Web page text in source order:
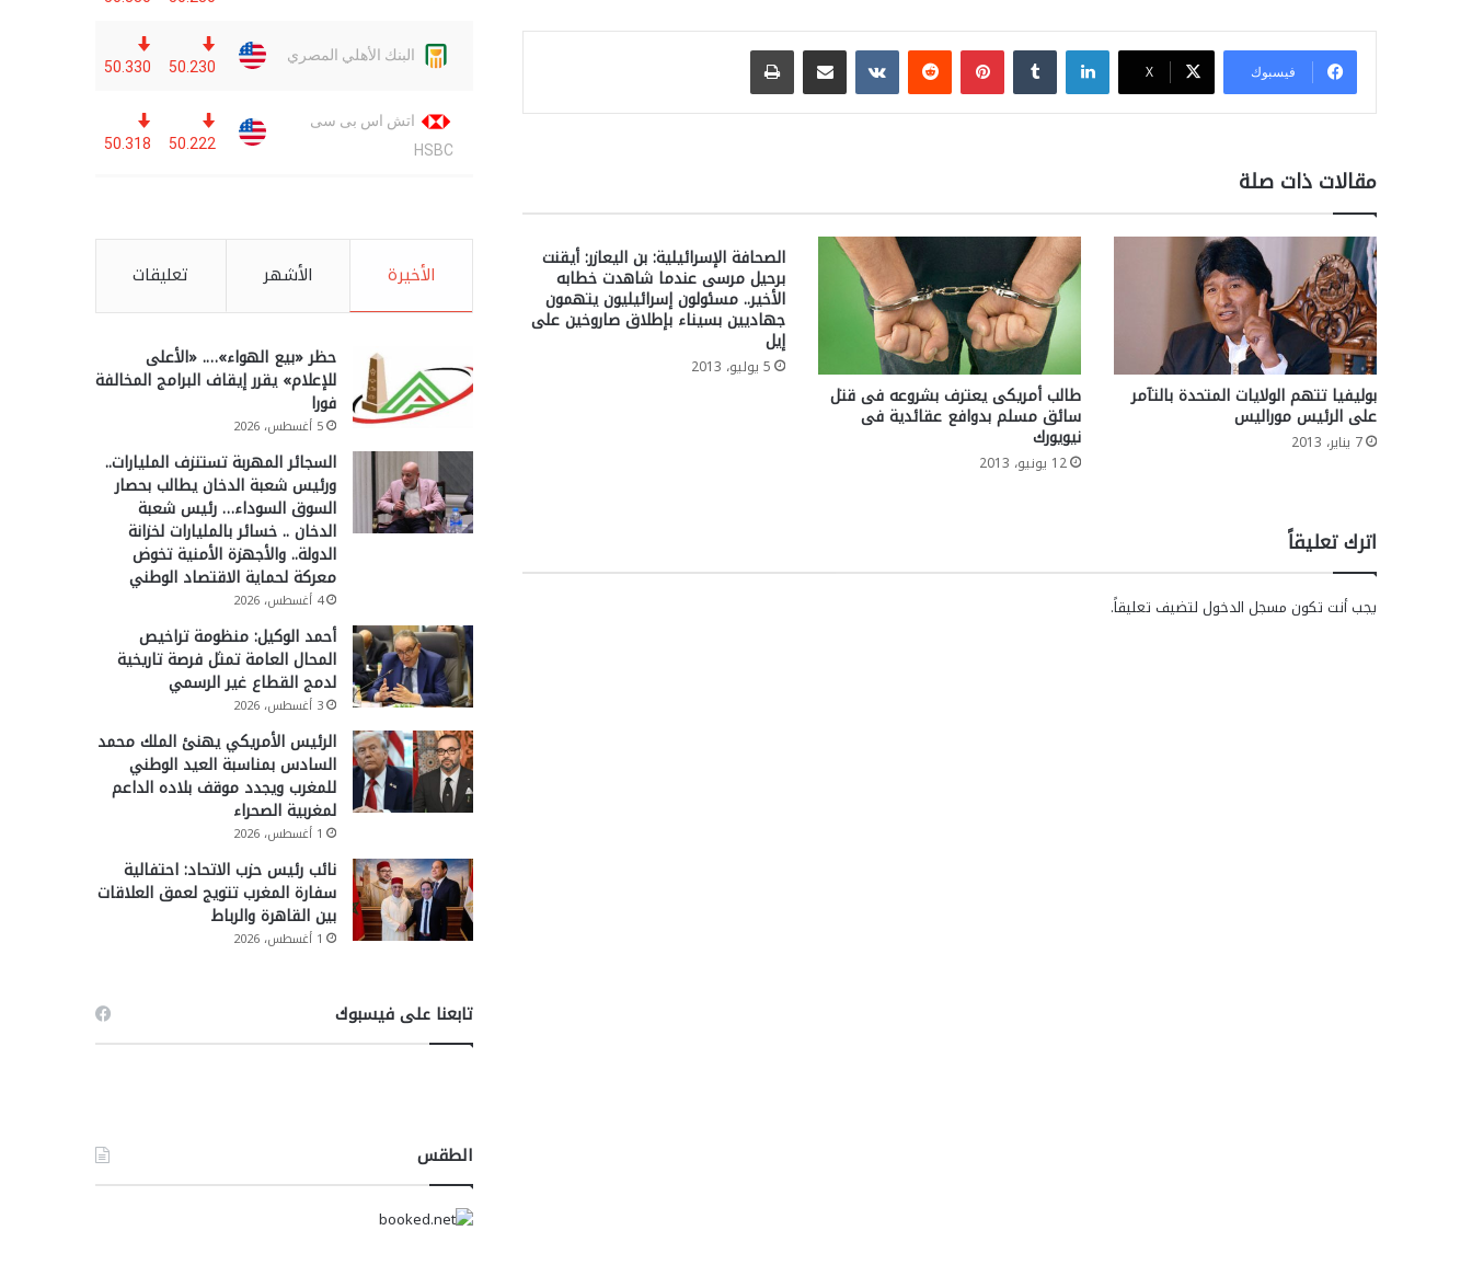
فيسبوك ‫X
لينكدإن بينتيريست مشاركة عبر البريد طباعة
مقالات ذات صلة
بوليفيا تتهم الولايات المتحدة بالتآمر
على الرئيس موراليس
7 يناير، 2013
طالب أمريكى يعترف بشروعه فى قتل
سائق مسلم بدوافع عقائدية فى
نيويورك
12 يونيو، 2013
الصحافة الإسرائيلية: بن اليعازر: أيقنت
برحيل مرسى عندما شاهدت خطابه
الأخير.. مسئولون إسرائيليون يتهمون
جهاديين بسيناء بإطلاق صاروخين على
إيل
5 يوليو، 2013
اترك تعليقاً
يجب أنت تكون مسجل الدخول لتضيف تعليقاً.
الأخيرة الأشهر تعليقات
حظر «بيع الهواء»…. «الأعلى
للإعلام» يقرر إيقاف البرامج المخالفة
فورا
5 أغسطس، 2026
السجائر المهربة تستنزف المليارات..
ورئيس شعبة الدخان يطالب بحصار
السوق السوداء… رئيس شعبة
الدخان .. خسائر بالمليارات لخزانة
الدولة.. والأجهزة الأمنية تخوض
معركة لحماية الاقتصاد الوطني
4 أغسطس، 2026
أحمد الوكيل: منظومة تراخيص
المحال العامة تمثل فرصة تاريخية
لدمج القطاع غير الرسمي
3 أغسطس، 2026
الرئيس الأمريكي يهنئ الملك محمد
السادس بمناسبة العيد الوطني
للمغرب ويجدد موقف بلاده الداعم
لمغربية الصحراء
1 أغسطس، 2026
نائب رئيس حزب الاتحاد: احتفالية
سفارة المغرب تتويج لعمق العلاقات
بين القاهرة والرباط
1 أغسطس، 2026
تابعنا على فيسبوك
الطقس